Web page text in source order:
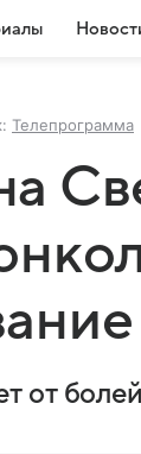
Телепрограмма
от